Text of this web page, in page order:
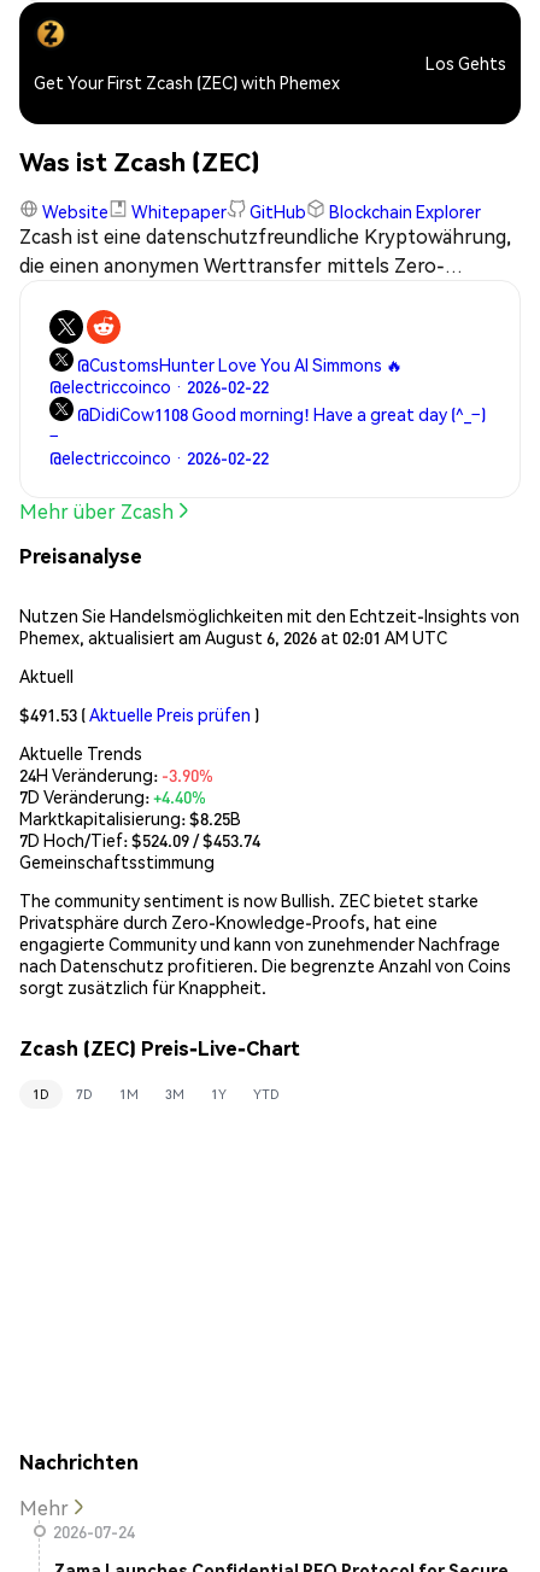
Get Your First Zcash (ZEC) with Phemex
Los Gehts
Was ist Zcash (ZEC)
Website Whitepaper GitHub Blockchain Explorer
Zcash ist eine datenschutzfreundliche Kryptowährung,
die einen anonymen Werttransfer mittels Zero-
@CustomsHunter Love You Al Simmons 🔥
@electriccoinco · 2026-02-22
@DidiCow1108 Good morning! Have a great day (^_−)
−
@electriccoinco · 2026-02-22
Mehr über Zcash
Preisanalyse
Nutzen Sie Handelsmöglichkeiten mit den Echtzeit-Insights von
Phemex, aktualisiert am August 6, 2026 at 02:01 AM UTC
Aktuell
$491.53 (Aktuelle Preis prüfen )
Aktuelle Trends
24H Veränderung: -3.90%
7D Veränderung:+4.40%
Marktkapitalisierung:$8.25B
7D Hoch/Tief: $524.09/ $453.74
Gemeinschaftsstimmung
The community sentiment is now Bullish. ZEC bietet starke
Privatsphäre durch Zero-Knowledge-Proofs, hat eine
engagierte Community und kann von zunehmender Nachfrage
nach Datenschutz profitieren. Die begrenzte Anzahl von Coins
sorgt zusätzlich für Knappheit.
Zcash (ZEC) Preis-Live-Chart
1D 7D 1M 3M 1Y YTD
Nachrichten
Mehr
2026-07-24